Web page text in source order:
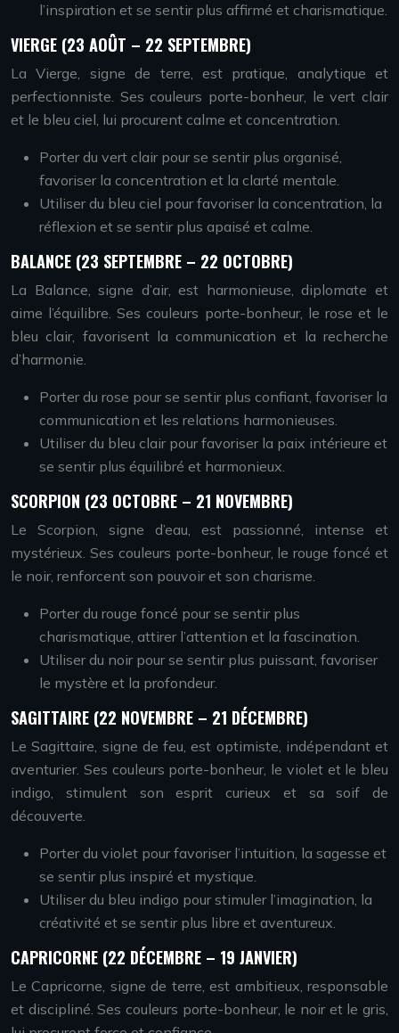
l’inspiration et se sentir plus affirmé et charismatique.
VIERGE (23 AOÛT – 22 SEPTEMBRE)
La Vierge, signe de terre, est pratique, analytique et
perfectionniste. Ses couleurs porte-bonheur, le vert clair
et le bleu ciel, lui procurent calme et concentration.
Porter du vert clair pour se sentir plus organisé,
favoriser la concentration et la clarté mentale.
Utiliser du bleu ciel pour favoriser la concentration, la
réflexion et se sentir plus apaisé et calme.
BALANCE (23 SEPTEMBRE – 22 OCTOBRE)
La Balance, signe d’air, est harmonieuse, diplomate et
aime l’équilibre. Ses couleurs porte-bonheur, le rose et le
bleu clair, favorisent la communication et la recherche
d’harmonie.
Porter du rose pour se sentir plus confiant, favoriser la
communication et les relations harmonieuses.
Utiliser du bleu clair pour favoriser la paix intérieure et
se sentir plus équilibré et harmonieux.
SCORPION (23 OCTOBRE – 21 NOVEMBRE)
Le Scorpion, signe d’eau, est passionné, intense et
mystérieux. Ses couleurs porte-bonheur, le rouge foncé et
le noir, renforcent son pouvoir et son charisme.
Porter du rouge foncé pour se sentir plus
charismatique, attirer l’attention et la fascination.
Utiliser du noir pour se sentir plus puissant, favoriser
le mystère et la profondeur.
SAGITTAIRE (22 NOVEMBRE – 21 DÉCEMBRE)
Le Sagittaire, signe de feu, est optimiste, indépendant et
aventurier. Ses couleurs porte-bonheur, le violet et le bleu
indigo, stimulent son esprit curieux et sa soif de
découverte.
Porter du violet pour favoriser l’intuition, la sagesse et
se sentir plus inspiré et mystique.
Utiliser du bleu indigo pour stimuler l’imagination, la
créativité et se sentir plus libre et aventureux.
CAPRICORNE (22 DÉCEMBRE – 19 JANVIER)
Le Capricorne, signe de terre, est ambitieux, responsable
et discipliné. Ses couleurs porte-bonheur, le noir et le gris,